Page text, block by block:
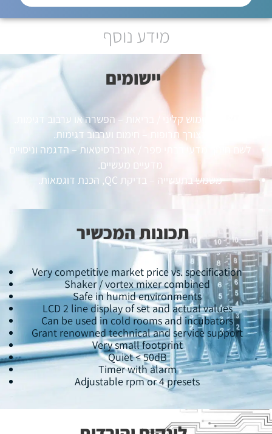
מידע נוסף
יישומים
מתאים לשימוש קליני / בריאות – הפשרה או ערבוב דגימות.
לצורך תרופות – חימום וערבוב דגימות.
לשם חינוך מדעי בבתי ספר / אוניברסיטאות – הדגמה וניסויים
מדעיים מעשיים.
משמש בתעשייה – בדיקת QC, הכנת דוגמאות.
תכונות המכשיר
Very competitive market price vs. specification
Shaker / vortex mixer combined
Safe in humid environments
LCD 2 line display of set and actual values
Can be used in cold rooms and incubators
Grant renowned technical and service support
Very small footprint
Quiet < 50dB
Timer with alarm
Adjustable rpm or 4 presets